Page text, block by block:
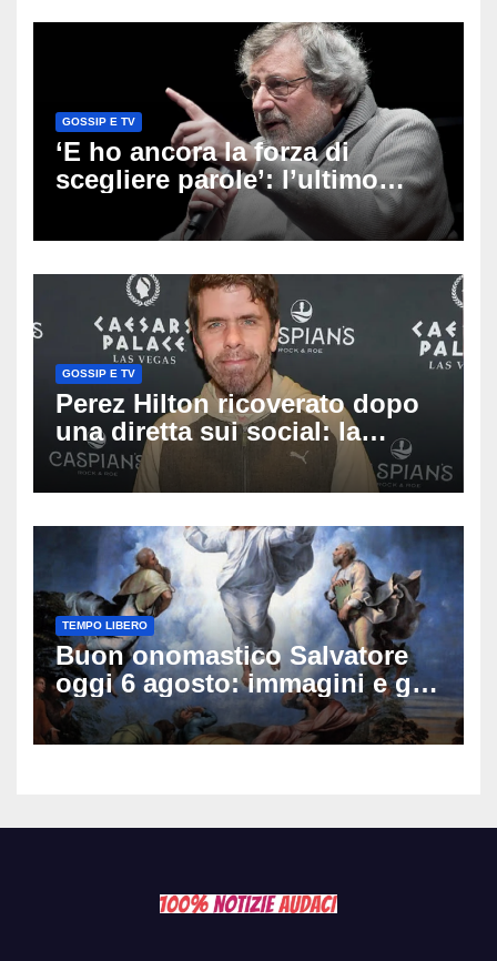
GOSSIP E TV
‘E ho ancora la forza di
scegliere parole’: l’ultimo
viaggio di Francesco Guccini,
i fan in pellegrinaggio a
GOSSIP E TV
Perez Hilton ricoverato dopo
una diretta sui social: la
famiglia rompe il silenzio
sulle sue condizioni
TEMPO LIBERO
Buon onomastico Salvatore
oggi 6 agosto: immagini e gif
di auguri da condividere